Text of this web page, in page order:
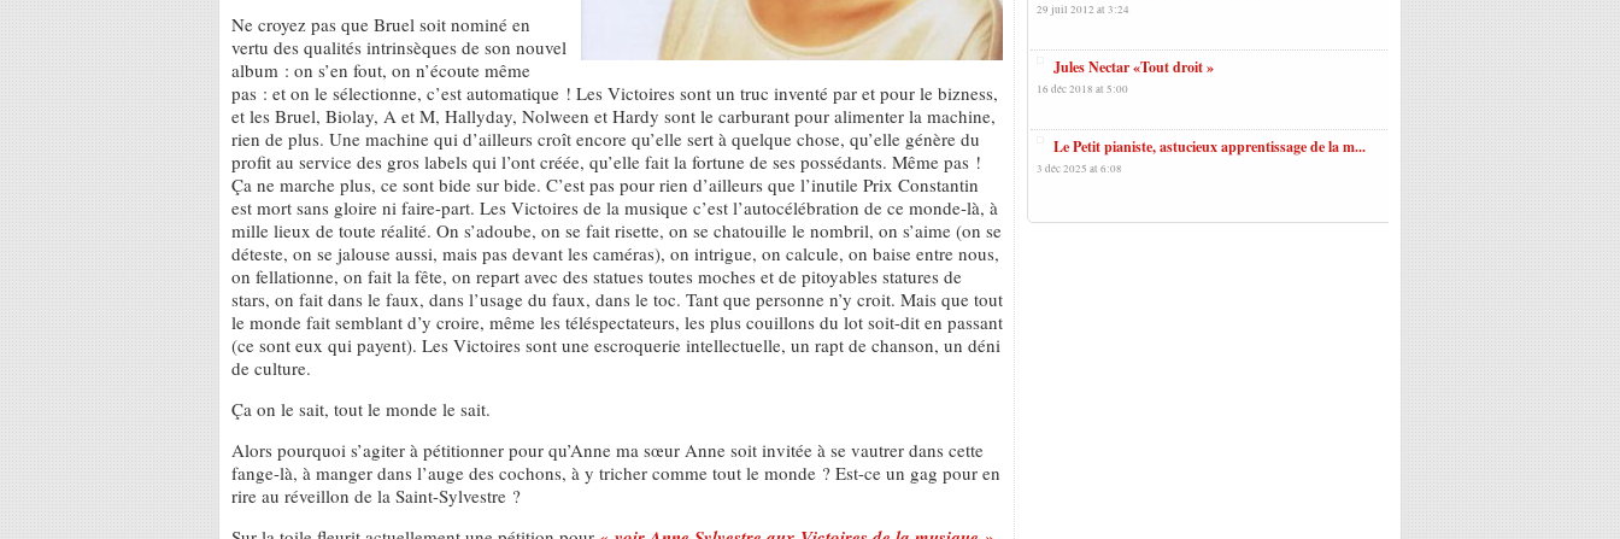
Ne croyez pas que Bruel soit nominé en
vertu des qualités intrinsèques de son nouvel
album : on s’en fout, on n’écoute même
pas : et on le sélectionne, c’est automatique ! Les Victoires sont un truc inventé par et pour le bizness,
et les Bruel, Biolay, A et M, Hallyday, Nolween et Hardy sont le carburant pour alimenter la machine,
rien de plus. Une machine qui d’ailleurs croît encore qu’elle sert à quelque chose, qu’elle génère du
profit au service des gros labels qui l’ont créée, qu’elle fait la fortune de ses possédants. Même pas !
Ça ne marche plus, ce sont bide sur bide. C’est pas pour rien d’ailleurs que l’inutile Prix Constantin
est mort sans gloire ni faire-part. Les Victoires de la musique c’est l’autocélébration de ce monde-là, à
mille lieux de toute réalité. On s’adoube, on se fait risette, on se chatouille le nombril, on s’aime (on se
déteste, on se jalouse aussi, mais pas devant les caméras), on intrigue, on calcule, on baise entre nous,
on fellationne, on fait la fête, on repart avec des statues toutes moches et de pitoyables statures de
stars, on fait dans le faux, dans l’usage du faux, dans le toc. Tant que personne n’y croit. Mais que tout
le monde fait semblant d’y croire, même les téléspectateurs, les plus couillons du lot soit-dit en passant
(ce sont eux qui payent). Les Victoires sont une escroquerie intellectuelle, un rapt de chanson, un déni
de culture.
Ça on le sait, tout le monde le sait.
Alors pourquoi s’agiter à pétitionner pour qu’Anne ma sœur Anne soit invitée à se vautrer dans cette
fange-là, à manger dans l’auge des cochons, à y tricher comme tout le monde ? Est-ce un gag pour en
rire au réveillon de la Saint-Sylvestre ?
29 juil 2012 at 3:24
Jules Nectar «Tout droit »
16 déc 2018 at 5:00
Le Petit pianiste, astucieux apprentissage de la m...
3 déc 2025 at 6:08